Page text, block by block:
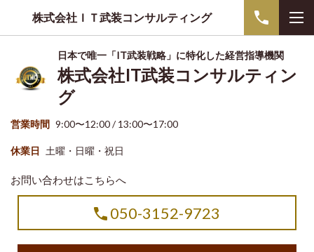
株式会社ＩＴ武装コンサルティング
日本で唯一「IT武装戦略」に特化した経営指導機関
株式会社IT武装コンサルティン
グ
営業時間 9:00〜12:00 / 13:00〜17:00
休業日 土曜・日曜・祝日
お問い合わせはこちらへ
050-3152-9723